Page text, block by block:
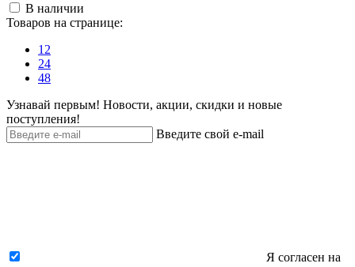
В наличии
Товаров на странице:
12
24
48
Узнавай первым! Новости, акции, скидки и новые
поступления!
Введите свой e-mail
Я согласен на